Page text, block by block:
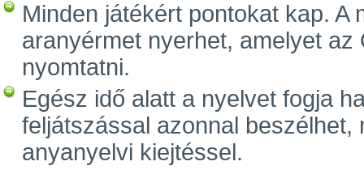
Minden játékért pontokat kap.
aranyérmet nyerhet, amelyet
nyomtatni.
Egész idő alatt a nyelvet fogja
feljátszással azonnal
anyanyelvi kiejtéssel.